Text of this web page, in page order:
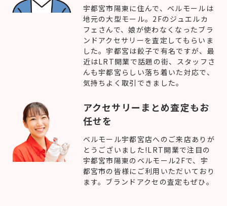
宇都宮市陽東に住んで、ベルモールは
地元の大型モール。2Fのジュエルカ
フェさんで、娘が使わなくなったブラ
ンドアクセサリーを査定してもらいま
した。宇都宮は餃子で有名ですが、最
近はLRT開業で話題の街、スタッフさ
んも宇都宮らしい落ち着いた対応で、
気持ちよく取引できました。
アクセサリーまとめ査定もお
任せを
ベルモール宇都宮店へのご来店ありが
とうございました!LRT開業で注目の
宇都宮市陽東のベルモール2Fで、宇
都宮市の皆様にご利用いただいており
ます。ブランドアクセの査定もぜひ。